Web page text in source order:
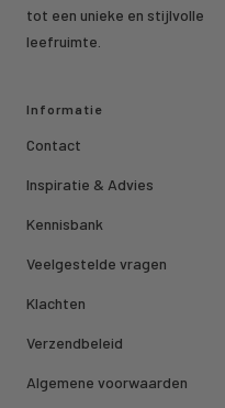
tot een unieke en stijlvolle
leefruimte.
Informatie
Contact
Inspiratie & Advies
Kennisbank
Veelgestelde vragen
Klachten
Verzendbeleid
Algemene voorwaarden